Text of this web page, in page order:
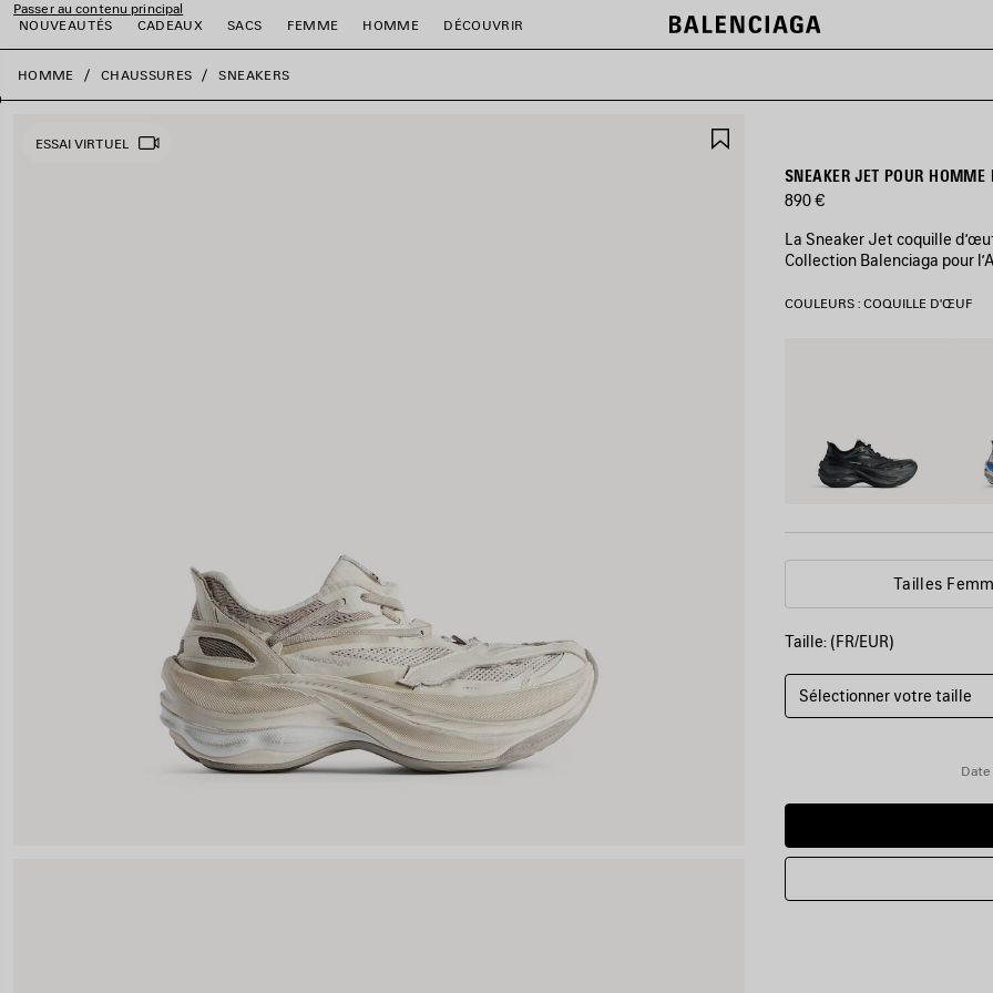
Passer au contenu principal
NOUVEAUTÉS
CADEAUX SACS FEMME HOMME DÉCOUVRIR
fermer la bannière
HOMME CHAUSSURES SNEAKERS
FAVORIS
ESSAI VIRTUEL
SNEAKER JET POUR
890 €
La Sneaker Jet coquille
Collection Balenciaga pour
COULEURS : COQUILLE D'ŒUF
Tailles
Taille: (FR/EUR)
Sélectionner votre taille